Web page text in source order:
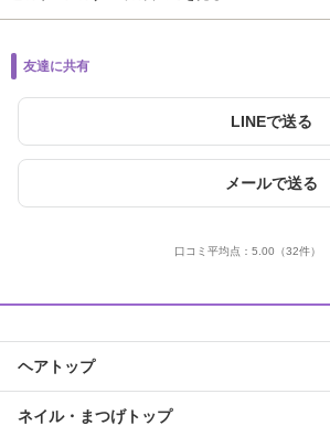
友達に共有
LINEで送る
メールで送る
口コミ平均点： 5.00 （32件）
ヘアトップ
ネイル・まつげトップ